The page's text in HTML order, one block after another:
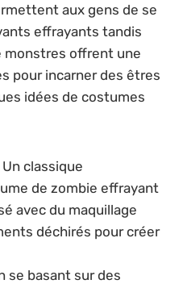
aux gens de se
effrayants tandis
monstres offrent une
pour incarner des êtres
idées de costumes
Un classique
de zombie effrayant
avec du maquillage
déchirés pour créer
se basant sur des